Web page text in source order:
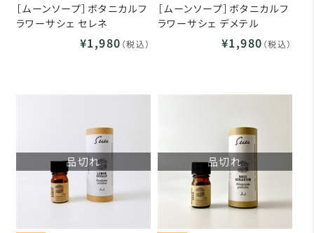
［ムーンソープ］ボタニカルフ
ラワーサシェ セレネ
¥1,980 （税込）
［ムーンソープ］ボタニカルフ
ラワーサシェ デメテル
¥1,980 （税込）
品切れ 品切れ